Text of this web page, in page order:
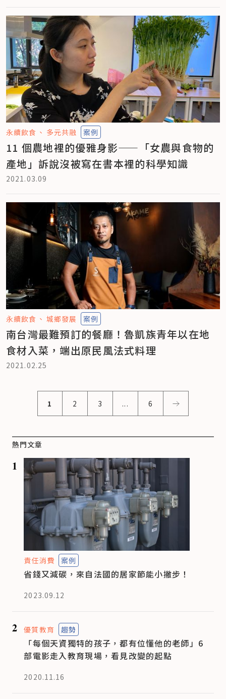
永續飲食 多元共融 案例
11 個農地裡的優雅身影——「女農與食物的
產地」訴說沒被寫在書本裡的科學知識
2021.03.09
永續飲食 城鄉發展 案例
南台灣最難預訂的餐廳！魯凱族青年以在地
食材入菜，端出原民風法式料理
2021.02.25
1 2 3 ... 6
熱門文章
1
責任消費 案例
省錢又減碳，來自法國的居家節能小撇步！
2023.09.12
2 優質教育 趨勢
「每個天資獨特的孩子，都有位懂他的老師」6
部電影走入教育現場，看見改變的起點
2020.11.16